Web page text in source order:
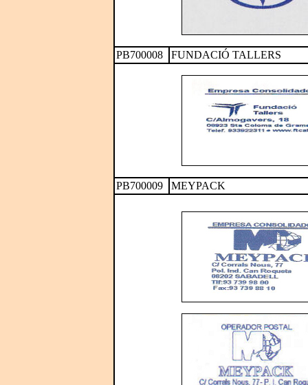
PB700008 FUNDACIÓ TALLERS
PB700009 MEYPACK